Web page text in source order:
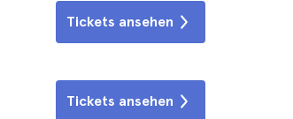
Tickets ansehen
Tickets ansehen